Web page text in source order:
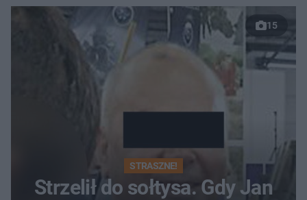
15
STRASZNE!
Strzelił do sołtysa. Gdy Jan